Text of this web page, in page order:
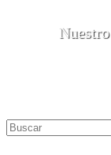
Nuestro